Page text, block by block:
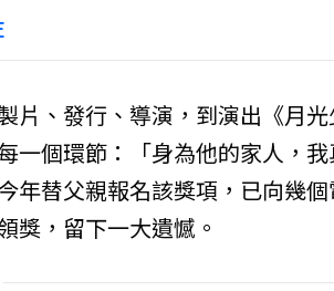
片、發行、導演，到演出《月
一個環節：「身為他的家人，
年替父親報名該獎項，已向幾
獎，留下一大遺憾。